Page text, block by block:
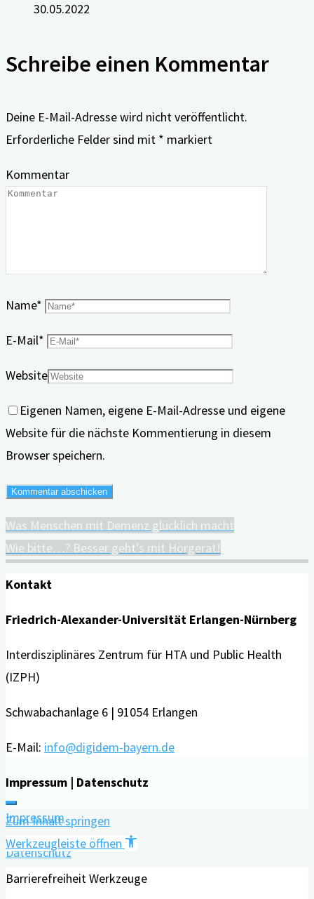
30.05.2022
Schreibe einen Kommentar
Deine E-Mail-Adresse wird nicht veröffentlicht.
Erforderliche Felder sind mit * markiert
Kommentar
Name*
E-Mail*
Website
Eigenen Namen, eigene E-Mail-Adresse und eigene
Website für die nächste Kommentierung in diesem
Browser speichern.
Was Menschen mit Demenz glücklich macht
Wie bitte…? Besser geht’s mit Hörgerät!
Kontakt
Friedrich-Alexander-Universität Erlangen-Nürnberg
Interdisziplinäres Zentrum für HTA und Public Health
(IZPH)
Schwabachanlage 6 | 91054 Erlangen
E-Mail: info@digidem-bayern.de
Impressum | Datenschutz
Impressum
Datenschutz
Zum Inhalt springen
Werkzeugleiste öffnen
Barrierefreiheit Werkzeuge